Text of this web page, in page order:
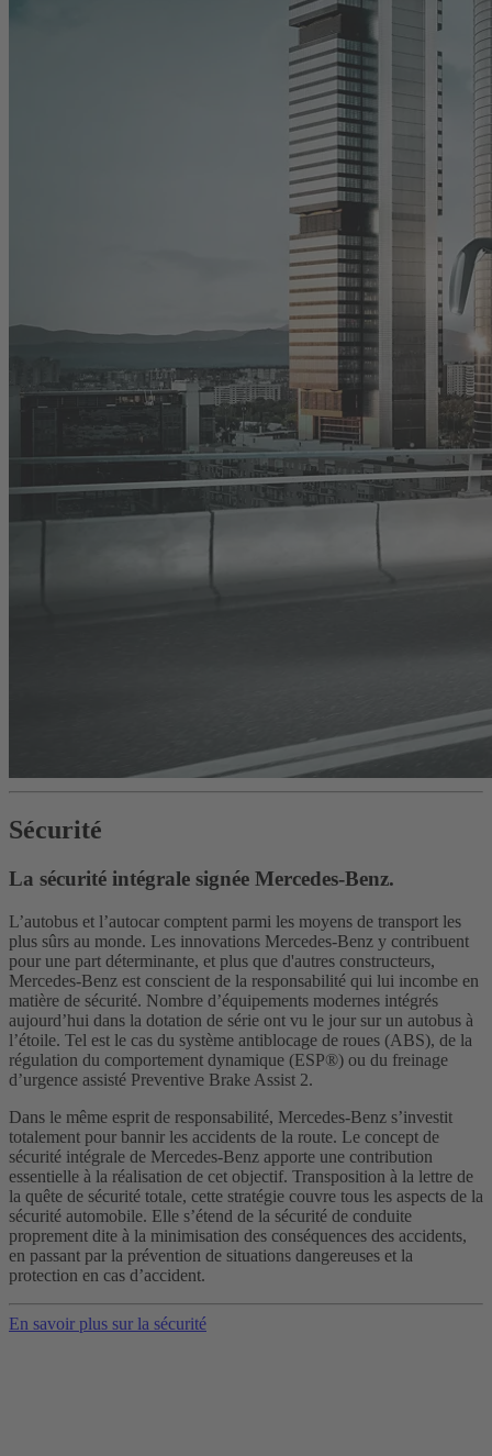
Sécurité
La sécurité intégrale signée Mercedes-Benz.
L’autobus et l’autocar comptent parmi les moyens de transport les
plus sûrs au monde. Les innovations Mercedes-Benz y contribuent
pour une part déterminante, et plus que d'autres constructeurs,
Mercedes-Benz est conscient de la responsabilité qui lui incombe en
matière de sécurité. Nombre d’équipements modernes intégrés
aujourd’hui dans la dotation de série ont vu le jour sur un autobus à
l’étoile. Tel est le cas du système antiblocage de roues (ABS), de la
régulation du comportement dynamique (ESP®) ou du freinage
d’urgence assisté Preventive Brake Assist 2.
Dans le même esprit de responsabilité, Mercedes-Benz s’investit
totalement pour bannir les accidents de la route. Le concept de
sécurité intégrale de Mercedes-Benz apporte une contribution
essentielle à la réalisation de cet objectif. Transposition à la lettre de
la quête de sécurité totale, cette stratégie couvre tous les aspects de la
sécurité automobile. Elle s’étend de la sécurité de conduite
proprement dite à la minimisation des conséquences des accidents,
en passant par la prévention de situations dangereuses et la
protection en cas d’accident.
En savoir plus sur la sécurité